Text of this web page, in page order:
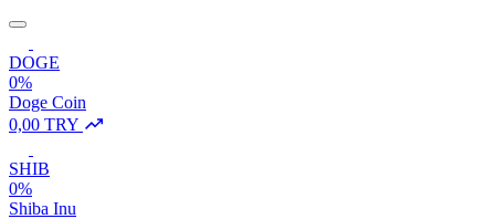
DOGE
0%
Doge Coin
0,00 TRY
SHIB
0%
Shiba Inu